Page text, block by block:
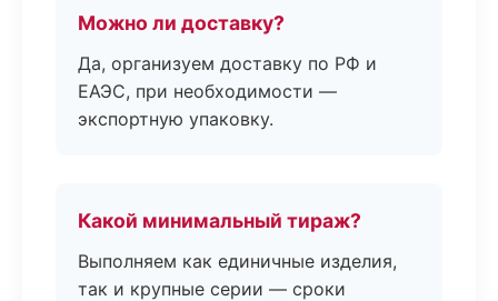
Можно ли доставку?
Да, организуем доставку по РФ и
ЕАЭС, при необходимости —
экспортную упаковку.
Какой минимальный тираж?
Выполняем как единичные изделия,
так и крупные серии — сроки